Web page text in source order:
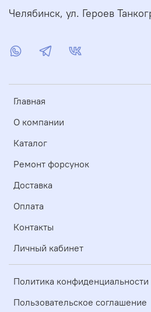
Главная
О компании
Каталог
Ремонт форсунок
Доставка
Оплата
Контакты
Личный кабинет
Политика конфиденциальности
Пользовательское соглашение
Челябинск, ул. Героев